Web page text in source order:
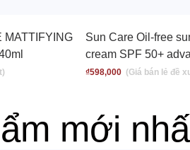
MATTIFYING
Sun Care Oil-free
cream SPF 50+
₫598,000
mới